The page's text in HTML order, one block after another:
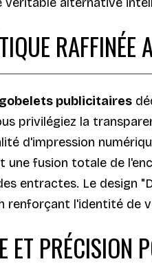
gobelets publicitaires
privilégiez la
d'impression
une fusion totale de
entractes. Le design
l'identité de
ET PRÉCISION